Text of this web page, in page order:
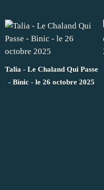
Talia - Le Chaland Qui Passe
- Binic - le 26 octobre 2025